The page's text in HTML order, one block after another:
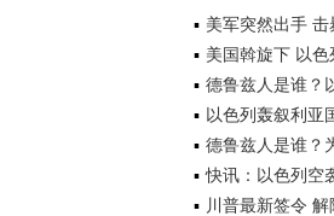
美军突然出手
美国斡旋下 以
德鲁兹人是谁？
以色列轰叙利亚
德鲁兹人是谁？
快讯：以色列空
川普最新签令 解